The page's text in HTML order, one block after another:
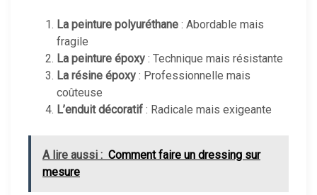
La peinture polyuréthane : Abordable mais
fragile
La peinture époxy : Technique mais résistante
La résine époxy : Professionnelle mais
coûteuse
L’enduit décoratif : Radicale mais exigeante
A lire aussi : Comment faire un dressing sur
mesure